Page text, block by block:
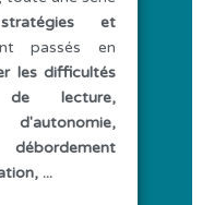
et
passés en
les difficultés
de lecture,
...